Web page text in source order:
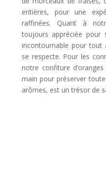
entières, pour une
raffinées. Quant à
toujours appréciée pour
incontournable pour tout
se respecte. Pour les
notre confiture
main pour préserver
arômes, est un trésor de